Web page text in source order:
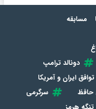
مسابقه
دونالد ترامپ
توافق ایران و آمریکا
حافظ
سرگرمی